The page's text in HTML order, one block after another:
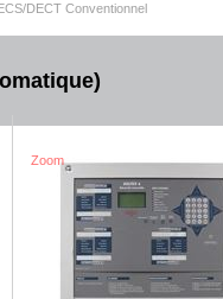
DECT Conventionnel
Zoom